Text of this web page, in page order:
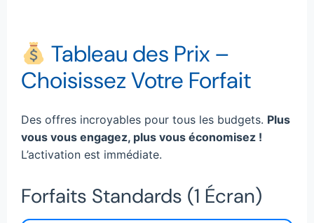
Tableau des Prix –
Choisissez Votre Forfait
Des offres incroyables pour tous les budgets. Plus
vous vous engagez, plus vous économisez !
L’activation est immédiate.
Forfaits Standards (1 Écran)